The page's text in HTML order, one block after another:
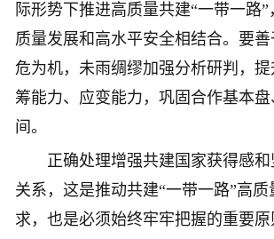
际形势下推进高质量共建“一带一路
质量发展和高水平安全相结合。要
危为机，未雨绸缪加强分析研判，
筹能力、应变能力，巩固合作基本
间。
正确处理增强共建国家获得感和
关系，这是推动共建“一带一路”高
求，也是必须始终牢牢把握的重要原